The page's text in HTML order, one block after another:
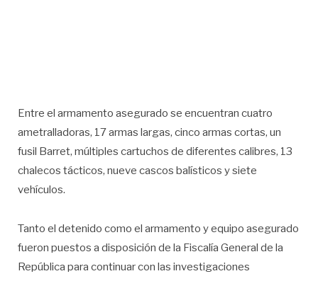
Entre el armamento asegurado se encuentran cuatro
ametralladoras, 17 armas largas, cinco armas cortas, un
fusil Barret, múltiples cartuchos de diferentes calibres, 13
chalecos tácticos, nueve cascos balísticos y siete
vehículos.
Tanto el detenido como el armamento y equipo asegurado
fueron puestos a disposición de la Fiscalía General de la
República para continuar con las investigaciones